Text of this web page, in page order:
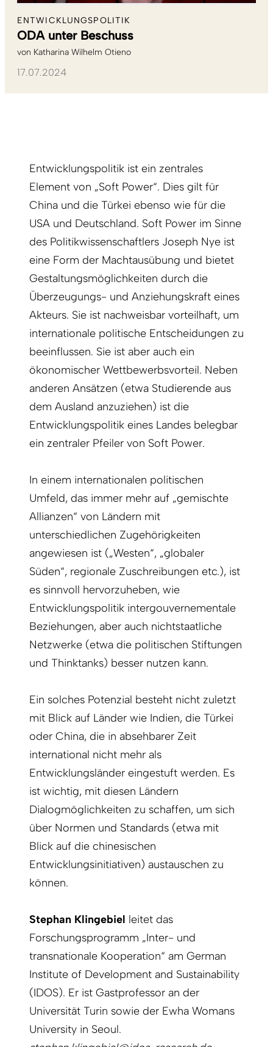
ENTWICKLUNGSPOLITIK
ODA unter Beschuss
von Katharina Wilhelm Otieno
17.07.2024
Entwicklungspolitik ist ein zentrales
Element von „Soft Power“. Dies gilt für
China und die Türkei ebenso wie für die
USA und Deutschland. Soft Power im Sinne
des Politikwissenschaftlers Joseph Nye ist
eine Form der Machtausübung und bietet
Gestaltungsmöglichkeiten durch die
Überzeugungs- und Anziehungskraft eines
Akteurs. Sie ist nachweisbar vorteilhaft, um
internationale politische Entscheidungen zu
beeinflussen. Sie ist aber auch ein
ökonomischer Wettbewerbsvorteil. Neben
anderen Ansätzen (etwa Studierende aus
dem Ausland anzuziehen) ist die
Entwicklungspolitik eines Landes belegbar
ein zentraler Pfeiler von Soft Power.
In einem internationalen politischen
Umfeld, das immer mehr auf „gemischte
Allianzen“ von Ländern mit
unterschiedlichen Zugehörigkeiten
angewiesen ist („Westen“, „globaler
Süden“, regionale Zuschreibungen etc.), ist
es sinnvoll hervorzuheben, wie
Entwicklungspolitik intergouvernementale
Beziehungen, aber auch nichtstaatliche
Netzwerke (etwa die politischen Stiftungen
und Thinktanks) besser nutzen kann.
Ein solches Potenzial besteht nicht zuletzt
mit Blick auf Länder wie Indien, die Türkei
oder China, die in absehbarer Zeit
international nicht mehr als
Entwicklungsländer eingestuft werden. Es
ist wichtig, mit diesen Ländern
Dialogmöglichkeiten zu schaffen, um sich
über Normen und Standards (etwa mit
Blick auf die chinesischen
Entwicklungsinitiativen) austauschen zu
können.
Stephan Klingebiel leitet das
Forschungsprogramm „Inter- und
transnationale Kooperation“ am German
Institute of Development and Sustainability
(IDOS). Er ist Gastprofessor an der
Universität Turin sowie der Ewha Womans
University in Seoul.